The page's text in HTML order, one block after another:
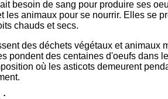
besoin de sang pour produire ses
les animaux pour se nourrir. Elles se
chauds et secs.
des déchets végétaux et animaux
pondent des centaines d'oeufs dans
où les asticots demeurent